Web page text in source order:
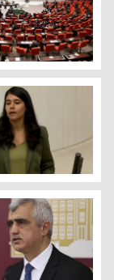
پارلمان ترکیه
بریتان گونش،